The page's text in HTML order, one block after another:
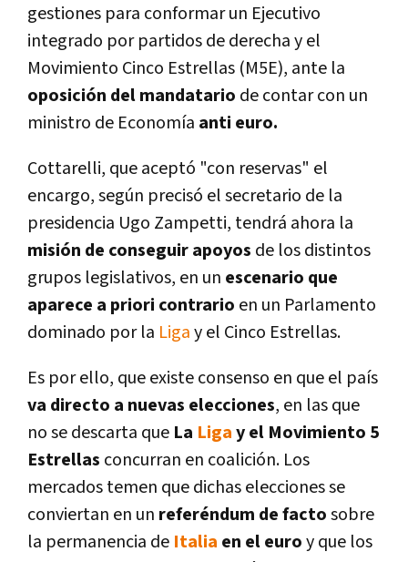
gestiones para conformar un Ejecutivo
integrado por partidos de derecha y el
Movimiento Cinco Estrellas (M5E), ante la
oposición del mandatario de contar con un
ministro de Economí­a anti euro.
Cottarelli, que aceptó "con reservas" el
encargo, según precisó el secretario de la
presidencia Ugo Zampetti, tendrá ahora la
misión de conseguir apoyos de los distintos
grupos legislativos, en un escenario que
aparece a priori contrario en un Parlamento
dominado por la Ligay el Cinco Estrellas.
Es por ello, que existe consenso en que el paí­s
va directo a nuevas elecciones, en las que
no se descarta que La Ligay el Movimiento 5
Estrellas concurran en coalición. Los
mercados temen que dichas elecciones se
conviertan en un referéndum de factosobre
la permanencia de Italia en el euroy que los